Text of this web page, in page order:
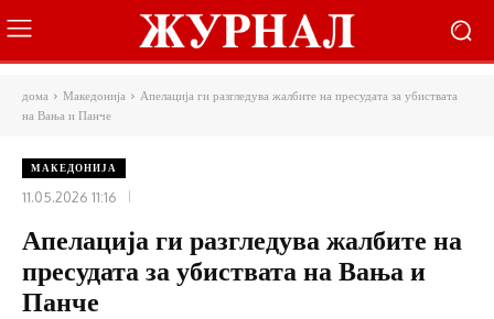
дома Македонија
Апелација ги разгледува жалбите на пресудата за убиствата
на Вања и Панче
МАКЕДОНИЈА
11.05.2026 11:16
Апелација ги разгледува жалбите на
пресудата за убиствата на Вања и
Панче